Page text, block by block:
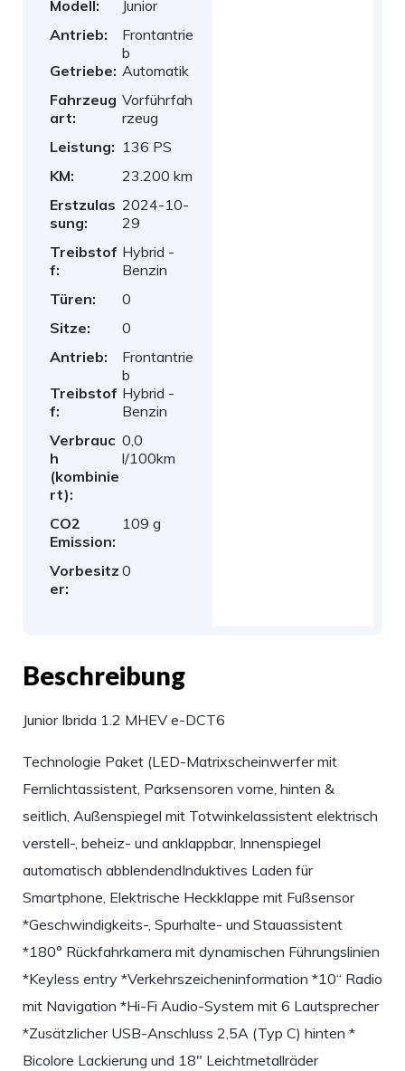
Modell:
Junior
Antrieb:
Frontantrie
b
Getriebe: Automatik
Fahrzeug
art:
Vorführfah
rzeug
Leistung: 136 PS
KM:
23.200 km
Erstzulas
sung:
2024-10-
29
Treibstof
f:
Hybrid -
Benzin
Türen:
0
Sitze:
0
Antrieb:
Frontantrie
b
Treibstof
f:
Hybrid -
Benzin
Verbrauc
h
(kombinie
rt):
0,0
l/100km
CO2
Emission:
109 g
Vorbesitz
er:
0
Beschreibung
Junior Ibrida 1.2 MHEV e-DCT6
Technologie Paket (LED-Matrixscheinwerfer mit
Fernlichtassistent, Parksensoren vorne, hinten &
seitlich, Außenspiegel mit Totwinkelassistent elektrisch
verstell-, beheiz- und anklappbar, Innenspiegel
automatisch abblendendInduktives Laden für
Smartphone, Elektrische Heckklappe mit Fußsensor
*Geschwindigkeits-, Spurhalte- und Stauassistent
*180° Rückfahrkamera mit dynamischen Führungslinien
*Keyless entry *Verkehrszeicheninformation *10‘‘ Radio
mit Navigation *Hi-Fi Audio-System mit 6 Lautsprecher
*Zusätzlicher USB-Anschluss 2,5A (Typ C) hinten *
Bicolore Lackierung und 18″ Leichtmetallräder